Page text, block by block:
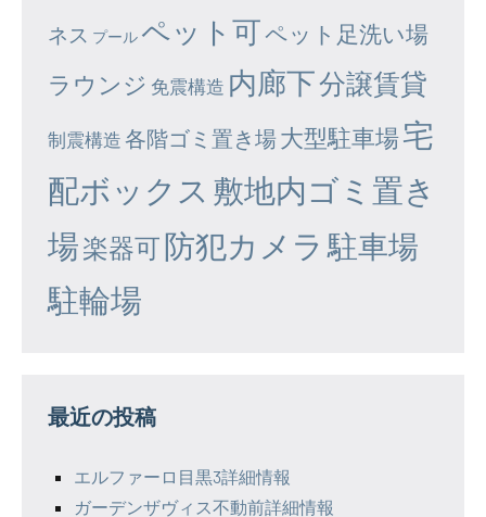
ネス プール ペット可ペット足洗い場
ラウンジ 免震構造 内廊下分譲賃貸
制震構造 各階ゴミ置き場大型駐車場宅
配ボックス 敷地内ゴミ置き
場楽器可防犯カメラ 駐車場
駐輪場
最近の投稿
エルファーロ目黒3詳細情報
ガーデンザヴィス不動前詳細情報